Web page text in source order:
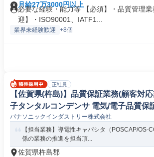
月給27万3000円以上
必要な経験・能力等 【必須】・品質管理
迎】・ISO90001、IATF1...
業界未経験歓迎 +8個
正社員
【佐賀県(杵島)】品質保証業務(顧客対
子タンタルコンデンサ 電気/電子品質保
パナソニックインダストリー株式会社
【担当業務】導電性キャパシタ（POSCAP/OS-
係の業務の推進を担当頂...
佐賀県杵島郡